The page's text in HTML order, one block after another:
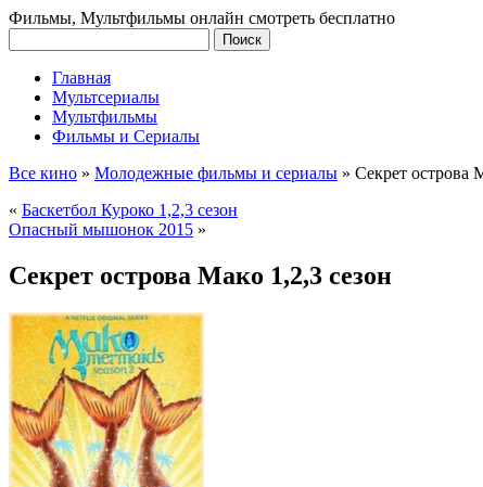
Фильмы, Мультфильмы онлайн смотреть бесплатно
Главная
Мультсериалы
Мультфильмы
Фильмы и Сериалы
Все кино » Молодежные фильмы и сериалы » Секрет острова
« Баскетбол Куроко 1,2,3 сезон
Опасный мышонок 2015 »
Секрет острова Мако 1,2,3 сезон